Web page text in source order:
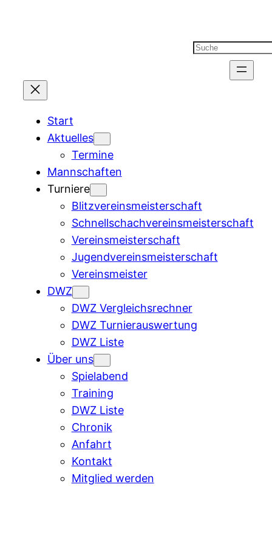
Suchen
Start
Aktuelles
Termine
Mannschaften
Turniere
Blitzvereinsmeisterschaft
Schnellschachvereinsmeisterschaft
Vereinsmeisterschaft
Jugendvereinsmeisterschaft
Vereinsmeister
DWZ
DWZ Vergleichsrechner
DWZ Turnierauswertung
DWZ Liste
Über uns
Spielabend
Training
DWZ Liste
Chronik
Anfahrt
Kontakt
Mitglied werden